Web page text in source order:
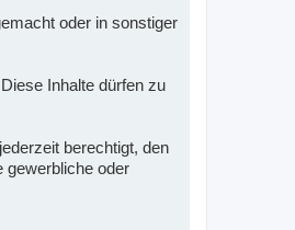
oder in sonstiger
Inhalte dürfen zu
berechtigt, den
gewerbliche oder